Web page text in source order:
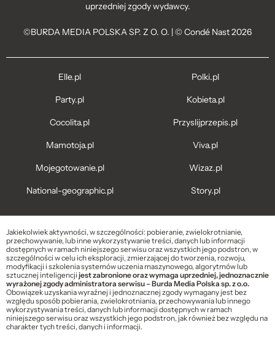
uprzedniej zgody wydawcy.
©BURDA MEDIA POLSKA SP. Z O. O. | © Condé Nast 2026
Elle.pl
Party.pl
Cocolita.pl
Mamotoja.pl
Mojegotowanie.pl
National-geographic.pl
Polki.pl
Kobieta.pl
Przyslijprzepis.pl
Viva.pl
Wizaz.pl
Story.pl
Jakiekolwiek aktywności, w szczególności: pobieranie, zwielokrotnianie,
przechowywanie, lub inne wykorzystywanie treści, danych lub informacji
dostępnych w ramach niniejszego serwisu oraz wszystkich jego podstron, w
szczególności w celu ich eksploracji, zmierzającej do tworzenia, rozwoju,
modyfikacji i szkolenia systemów uczenia maszynowego, algorytmów lub
sztucznej inteligencjijest zabronione oraz wymaga uprzedniej, jednoznacznie
wyrażonej zgody administratora serwisu – Burda Media Polska sp. z o.o.
Obowiązek uzyskania wyraźnej i jednoznacznej zgody wymagany jest bez
względu sposób pobierania, zwielokrotniania, przechowywania lub innego
wykorzystywania treści, danych lub informacji dostępnych w ramach
niniejszego serwisu oraz wszystkich jego podstron, jak również bez względu na
charakter tych treści, danych i informacji.